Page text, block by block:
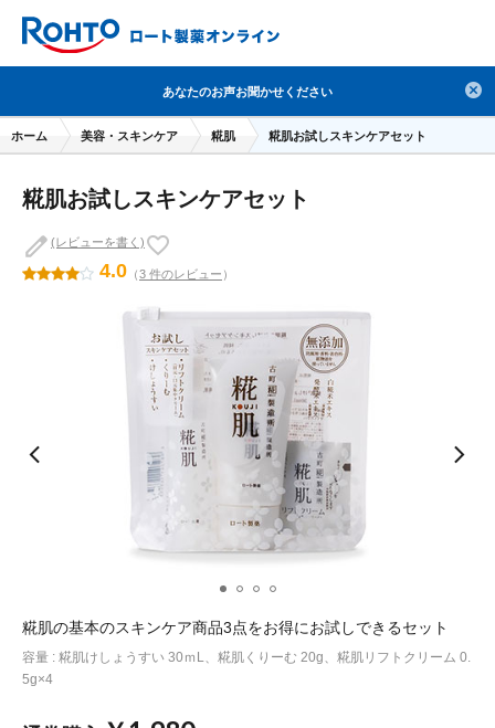
人気のキーワードで検索
目薬 ロートV5 日焼け止め 熱中症対策
デオコ セラミド オバジ
アゼライン酸
冬虫夏草 セノビック
ケアセラ
制汗剤 洗顔 数量限定
ブランドから探す 使用用途から探す
成分から探す 注目の商品 を見る
ポイント交換品 を見る お問い合わせ
検索
ログイン / 新規会員登録
あなたのお声お聞かせください
ホーム 美容・スキンケア 糀肌 糀肌お試しスキンケアセット
糀肌お試しスキンケアセット
4.0 （3 件のレビュー ）
(レビューを書く)
糀肌の基本のスキンケア商品3点をお得にお試しできるセット
容量 : 糀肌けしょうすい 30ｍL、糀肌くりーむ 20g、糀肌リフトクリーム 0.
5g×4